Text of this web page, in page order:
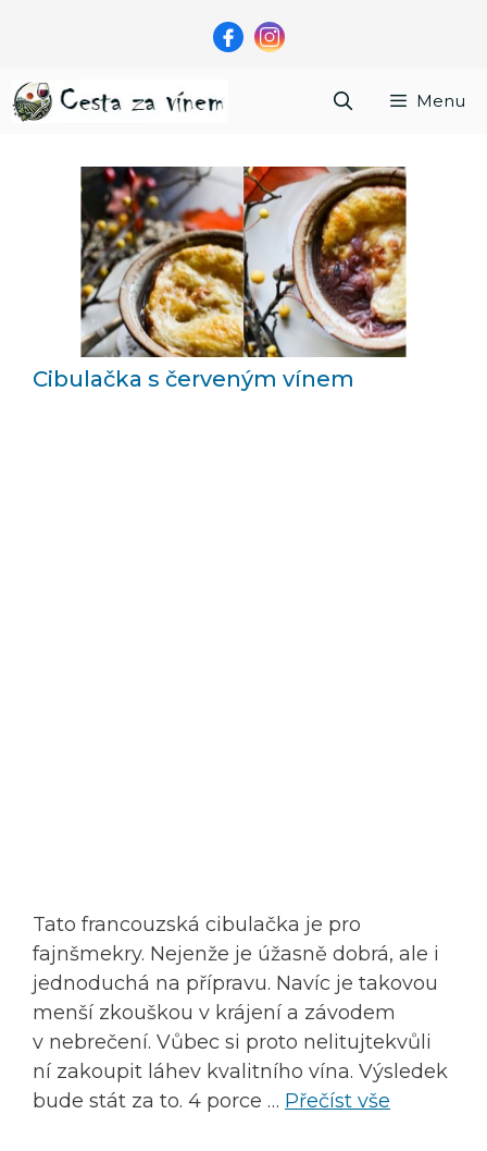
Menu
Cibulačka s červeným vínem
Tato francouzská cibulačka je pro
fajnšmekry. Nejenže je úžasně dobrá, ale i
jednoduchá na přípravu. Navíc je takovou
menší zkouškou v krájení a závodem
v nebrečení. Vůbec si proto nelitujtekvůli
ní zakoupit láhev kvalitního vína. Výsledek
bude stát za to. 4 porce … Přečíst vše